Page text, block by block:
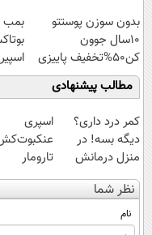
بدون سوزن پوستتو
10سال جوون
کن50%تخفیف پاییزی
بمب
مطالب پیشنهادی
کمر درد داری؟
دیگه بسه! در
منزل درمانش
کن
(◀پرسش‌نامه)
اسپری
تارومار
ازبین‌برنده
عنکبوت
نظر شما
نام